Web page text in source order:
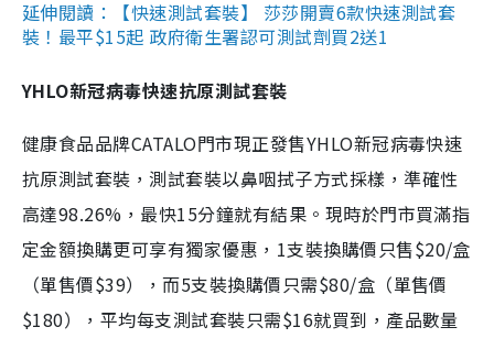
延伸閱讀：【快速測試套裝】 莎莎開賣6款快速測試套
裝！最平$15起 政府衛生署認可測試劑買2送1
YHLO新冠病毒快速抗原測試套裝
健康食品品牌CATALO門市現正發售YHLO新冠病毒快速
抗原測試套裝，測試套裝以鼻咽拭子方式採樣，準確性
高達98.26%，最快15分鐘就有結果。現時於門市買滿指
定金額換購更可享有獨家優惠，1支裝換購價只售$20/盒
（單售價$39），而5支裝換購價只需$80/盒（單售價
$180），平均每支測試套裝只需$16就買到，產品數量